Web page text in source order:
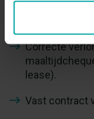
geëngageerd
Correcte
lease).
Vast contract